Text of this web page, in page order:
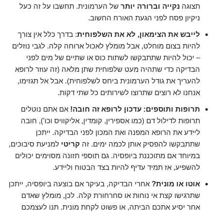
תצוגה נקייה וברורה יותר של הערמונית. תחשבו על זה כעל
ניקיון פסח לפני הגעת האורח החשוב.
לייבש את הצימאון, לא את השלפוחית: בדרך כלל אין צורך
להיות בצום מוחלט, אבל מומלץ לאכול ארוחה קלה. לגבי נוזלים
– יכול להיות שתתבקשו לשתות כוס או שתיים של מים לפני
הבדיקה כדי שתהיה מעט שלפוחית שתן מלאה (זה עוזר לרופא
להעריך את גודל הערמונית ביחס לשלפוחית). אבל אל תגזימו,
אנחנו לא רוצים שתרוצו לשירותים כל שתי דקות.
תרופות ותוספים: עדכון לרופא זה חובה! אם אתם נוטלים
תרופות לדילול דם (כמו אספירין, קומדין, אליקוויס וכו'), חובה
ליידע את הרופא המפנה ואת המכון לפני הבדיקה. ייתכן
שתתבקשו להפסיק אותן לכמה ימים. זה קריטי למניעת סיבוכים,
במיוחד אם מתוכננת ביופסיה. גם תוספי תזונה מסוימים יכולים
להשפיע, אז תמיד עדיף להיות בצד הבטוח וליידע.
אוטו או מונית? אחרי הבדיקה, בעיקר אם בוצעה ביופסיה, ייתכן
שתרגישו קצת אי נוחות או סחרחורת קלה. לכן, מומלץ שאדם
אחר יסיע אתכם הביתה, או פשוט לקחת מונית. תנו לעצמכם